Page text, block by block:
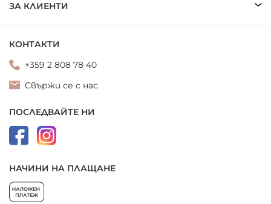
ЗА КЛИЕНТИ
КОНТАКТИ
+359 2 808 78 40
Свържи се с нас
ПОСЛЕДВАЙТЕ НИ
НАЧИНИ НА ПЛАЩАНЕ